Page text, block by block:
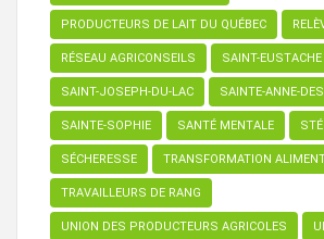
PRODUCTEURS DE LAIT DU QUÉBEC
RÉSEAU AGRICONSEILS SAINT-EUSTACHE
SAINT-JOSEPH-DU-LAC SAINTE-ANNE-
SAINTE-SOPHIE SANTÉ MENTALE
SÉCHERESSE TRANSFORMATION
TRAVAILLEURS DE RANG
UNION DES PRODUCTEURS AGRICOLES